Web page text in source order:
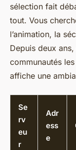
sélection fait
tout. Vous
l’animation, la
Depuis deux
communautés
affiche une
Se
rv
eu
r
Adr
ess
e